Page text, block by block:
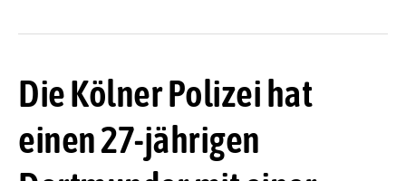
Die Kölner Polizei hat
einen 27-jährigen